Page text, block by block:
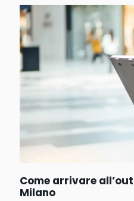
Come arrivare
Milano